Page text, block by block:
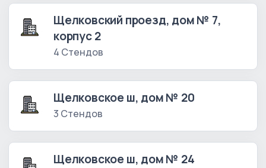
Щелковский проезд, дом № 7,
корпус 2
4 Стендов
Щелковское ш, дом № 20
3 Стендов
Щелковское ш, дом № 24